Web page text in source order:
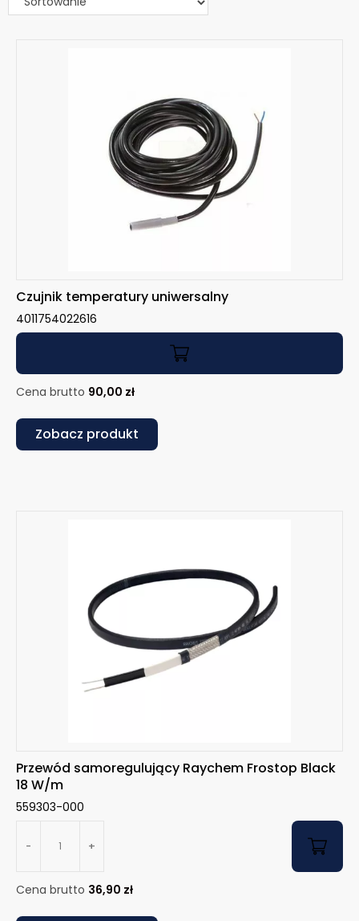
Czujnik temperatury uniwersalny
4011754022616
Cena brutto 90,00 zł
Zobacz produkt
Przewód samoregulujący Raychem Frostop Black
18 W/m
559303-000
- +
Cena brutto 36,90 zł